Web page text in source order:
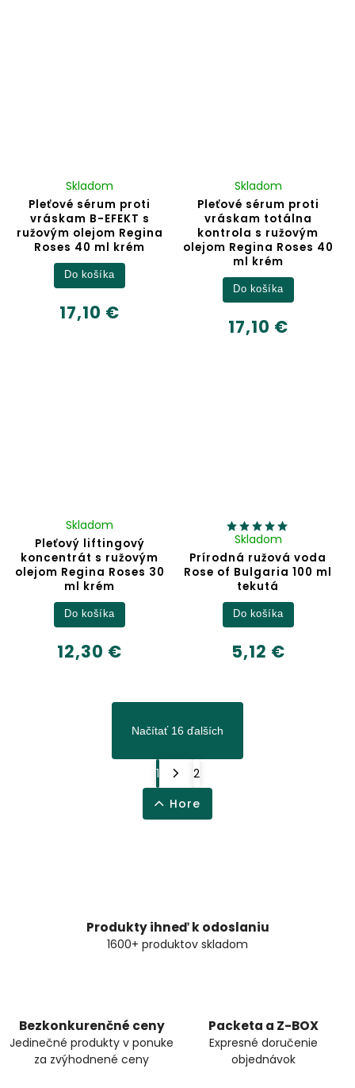
Pleťové sérum proti
vráskam B-EFEKT s
ružovým olejom Regina
Roses 40 ml krém
Skladom
17,10 €
Do košíka
Pleťové sérum proti
vráskam totálna
kontrola s ružovým
olejom Regina Roses 40
ml krém
Skladom
17,10 €
Do košíka
Pleťový liftingový
koncentrát s ružovým
olejom Regina Roses 30
ml krém
Skladom
12,30 €
Do košíka
Prírodná ružová voda
Rose of Bulgaria 100 ml
tekutá
Skladom
5,12 €
Do košíka
Načítať 16 ďalších
1
2
Hore
Produkty ihneď k odoslaniu
1600+ produktov skladom
Bezkonkurenčné ceny
Jedinečné produkty v ponuke
za zvýhodnené ceny
Packeta a Z-BOX
Expresné doručenie
objednávok